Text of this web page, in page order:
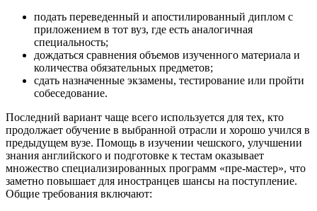
подать переведенный и апостилированный диплом с
приложением в тот вуз, где есть аналогичная
специальность;
дождаться сравнения объемов изученного материала и
количества обязательных предметов;
сдать назначенные экзамены, тестирование или пройти
собеседование.
Последний вариант чаще всего используется для тех, кто
продолжает обучение в выбранной отрасли и хорошо учился в
предыдущем вузе. Помощь в изучении чешского, улучшении
знания английского и подготовке к тестам оказывает
множество специализированных программ «пре-мастер», что
заметно повышает для иностранцев шансы на поступление.
Общие требования включают: